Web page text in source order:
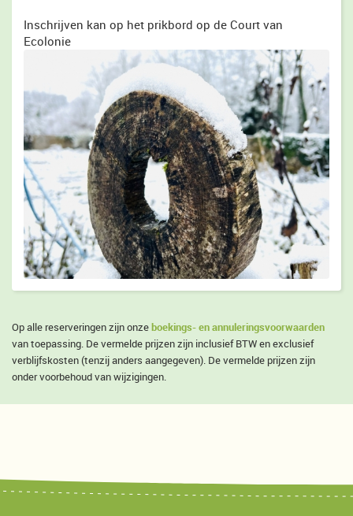
Inschrijven kan op het prikbord op de Court van
Ecolonie
Op alle reserveringen zijn onzeboekings- en annuleringsvoorwaarden
van toepassing. De vermelde prijzen zijn inclusief BTW en exclusief
verblijfskosten (tenzij anders aangegeven). De vermelde prijzen zijn
onder voorbehoud van wijzigingen.